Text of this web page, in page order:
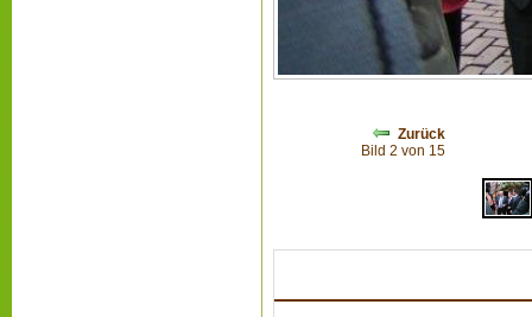
Zurück
Bild 2 von 15